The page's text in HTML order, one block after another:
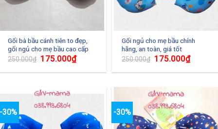
Gối bà bầu cánh tiên to đẹp,
gối ngủ cho mẹ bầu cao cấp
250.000₫ 175.000₫
Gối ngủ cho mẹ bầu chính
hãng, an toàn, giá tốt
250.000₫ 175.000₫
-30% -30%